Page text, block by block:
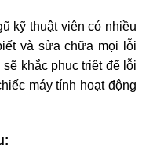
kỹ thuật viên có nhiều
và sửa chữa mọi lỗi
khắc phục triệt để lỗi
máy tính hoạt động